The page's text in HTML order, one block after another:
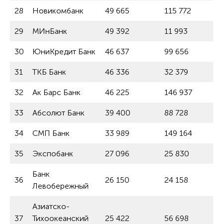
28 Новикомбанк 49 665 115 772
29 МИнБанк 49 392 11 993
30 ЮниКредит Банк 46 637 99 656
31 ТКБ Банк 46 336 32 379
32 Ак Барс Банк 46 225 146 937
33 Абсолют Банк 39 400 88 728
34 СМП Банк 33 989 149 164
35 Экспобанк 27 096 25 830
36
Банк
Левобережный
26 150 24 158
37
Азиатско-
Тихоокеанский
25 422 56 698